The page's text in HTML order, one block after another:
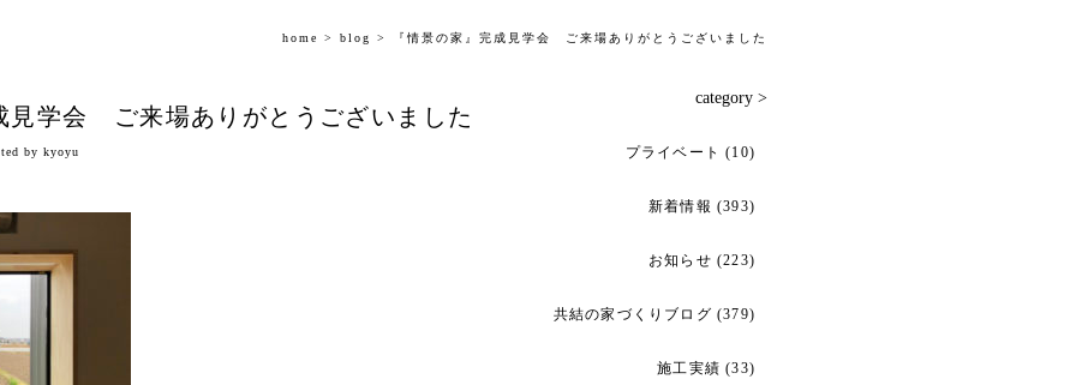
home > blog > 『情景の家』完成見学会 ご来場ありがとうございました
見学会 ご来場ありがとうございました
by kyoyu
category >
プライベート (10)
新着情報 (393)
お知らせ (223)
共結の家づくりブログ (379)
施工実績 (33)